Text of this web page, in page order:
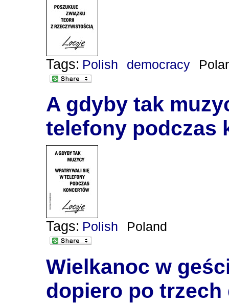
Tags: Polish democracy
A gdyby tak
telefony podczas
Tags: Polish Poland
Wielkanoc w
dopiero po trzech